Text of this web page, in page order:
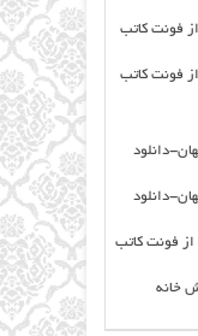
فونت کاتب
فونت کاتب
دانلود
دانلود
از فونت کاتب
خانه